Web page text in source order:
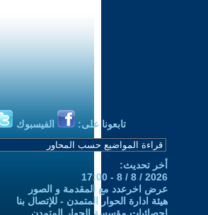
تابعونا على: الفيسبوك
أخر تحديث:
2026 / 8 / 8 - 17:00
عرض اخرعدد مع المقدمة و الصور
هيئة ادارة الحوار المتمدن - للإتصال بنا